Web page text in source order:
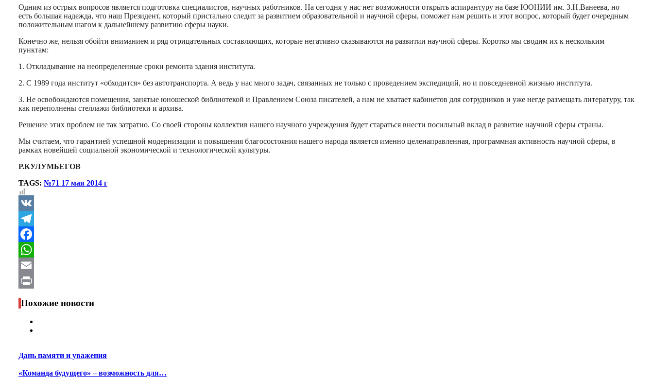
Одним из острых вопросов является подготовка специалистов, научных работников. На сегодня у нас нет возможности открыть аспирантуру на базе ЮОНИИ им. З.Н.Ванеева, но
есть большая надежда, что наш Президент, который пристально следит за развитием образовательной и научной сферы, поможет нам решить и этот вопрос, который будет очередным
положительным шагом к дальнейшему развитию сферы науки.
Конечно же, нельзя обойти вниманием и ряд отрицательных составляющих, которые негативно сказываются на развитии научной сферы. Коротко мы сводим их к нескольким
пунктам:
1. Откладывание на неопределенные сроки ремонта здания института.
2. С 1989 года институт «обходится» без автотранспорта. А ведь у нас много задач, связанных не только с проведением экспедиций, но и повседневной жизнью института.
3. Не освобождаются помещения, занятые юношеской библиотекой и Правлением Союза писателей, а нам не хватает кабинетов для сотрудников и уже негде размещать литературу, так
как переполнены стеллажи библиотеки и архива.
Решение этих проблем не так затратно. Со своей стороны коллектив нашего научного учреждения будет стараться внести посильный вклад в развитие научной сферы страны.
Мы считаем, что гарантией успешной модернизации и повышения благосостояния нашего народа является именно целенаправленная, программная активность научной сферы, в
рамках новейшей социальной экономической и технологической культуры.
Р.КУЛУМБЕГОВ
TAGS: №71 17 мая 2014 г
VK
Telegram
Facebook
WhatsApp
Email
Print
Похожие новости
Дань памяти и уважения
«Команда будущего» – возможность для…